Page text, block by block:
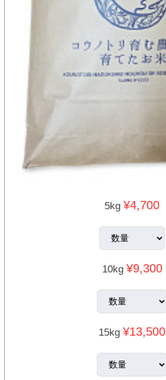
5kg ¥4,700
10kg ¥9,300
15kg ¥13,500